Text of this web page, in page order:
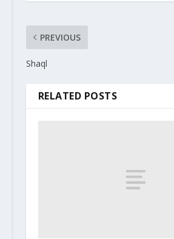
PREVIOUS
Shaql
RELATED POSTS